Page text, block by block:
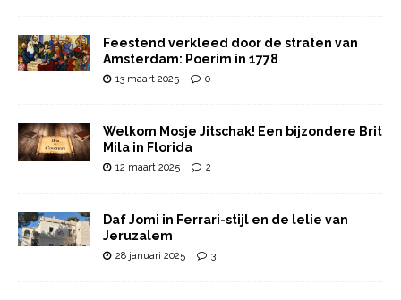
Feestend verkleed door de straten van
Amsterdam: Poerim in 1778
13 maart 2025 0
Welkom Mosje Jitschak! Een bijzondere Brit
Mila in Florida
12 maart 2025 2
Daf Jomi in Ferrari-stijl en de lelie van
Jeruzalem
28 januari 2025 3